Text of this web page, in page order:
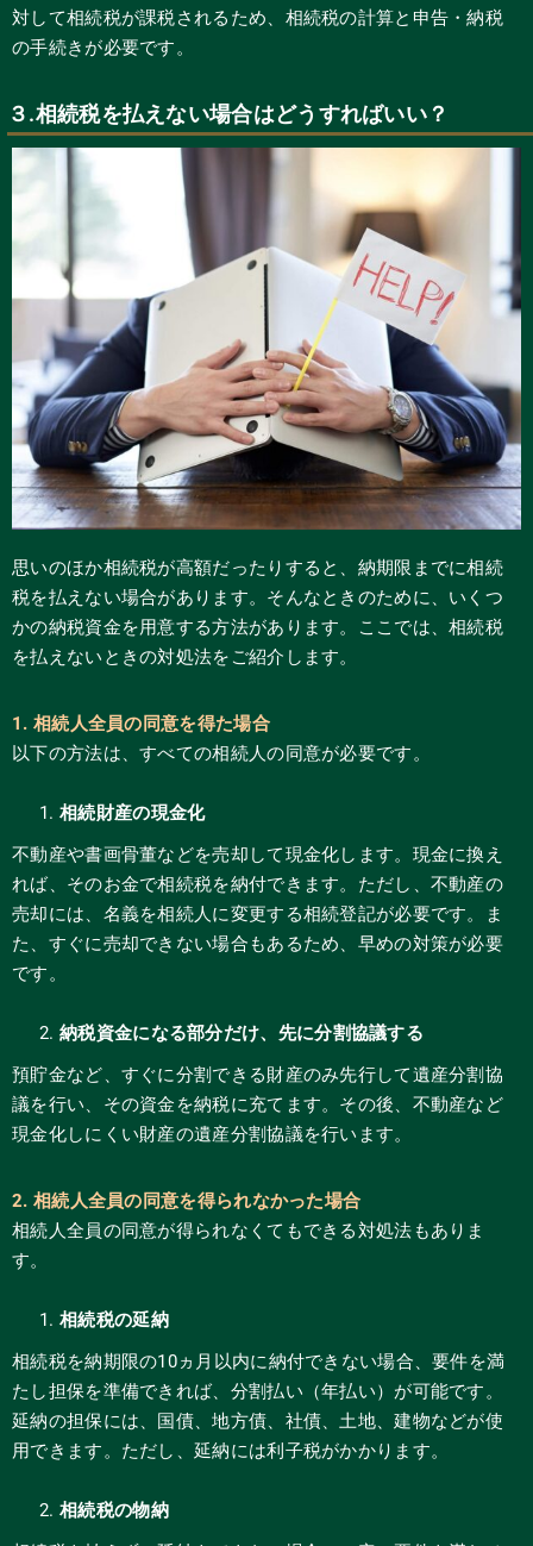
対して相続税が課税されるため、相続税の計算と申告・納税
の手続きが必要です。
３.相続税を払えない場合はどうすればいい？
思いのほか相続税が高額だったりすると、納期限までに相続
税を払えない場合があります。そんなときのために、いくつ
かの納税資金を用意する方法があります。ここでは、相続税
を払えないときの対処法をご紹介します。
1. 相続人全員の同意を得た場合
以下の方法は、すべての相続人の同意が必要です。
相続財産の現金化
不動産や書画骨董などを売却して現金化します。現金に換え
れば、そのお金で相続税を納付できます。ただし、不動産の
売却には、名義を相続人に変更する相続登記が必要です。ま
た、すぐに売却できない場合もあるため、早めの対策が必要
です。
納税資金になる部分だけ、先に分割協議する
預貯金など、すぐに分割できる財産のみ先行して遺産分割協
議を行い、その資金を納税に充てます。その後、不動産など
現金化しにくい財産の遺産分割協議を行います。
2. 相続人全員の同意を得られなかった場合
相続人全員の同意が得られなくてもできる対処法もありま
す。
相続税の延納
相続税を納期限の10ヵ月以内に納付できない場合、要件を満
たし担保を準備できれば、分割払い（年払い）が可能です。
延納の担保には、国債、地方債、社債、土地、建物などが使
用できます。ただし、延納には利子税がかかります。
相続税の物納